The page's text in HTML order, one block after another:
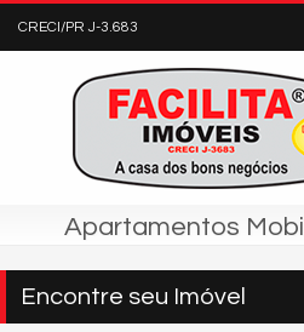
CRECI/PR J-3.683
Apartamentos
Encontre seu Imóvel